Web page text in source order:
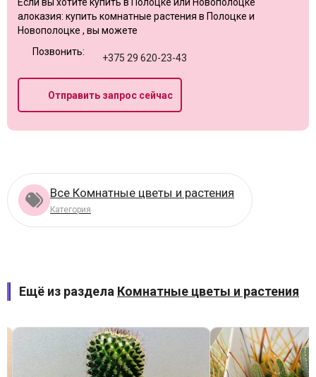
алоказия: купить комнатные растения в Полоцке и
Новополоцке , вы можете
Позвонить:
+375 29 620-23-43
Отправить запрос сейчас
Все Комнатные цветы и растения
Категория
Ещё из раздела Комнатные цветы и растения